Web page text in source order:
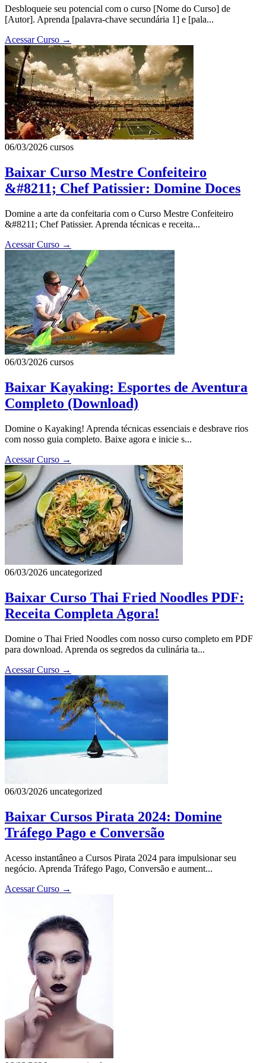
Desbloqueie seu potencial com o curso [Nome do Curso] de
[Autor]. Aprenda [palavra-chave secundária 1] e [pala...
Acessar Curso →
06/03/2026 cursos
Baixar Curso Mestre Confeiteiro
&#8211; Chef Patissier: Domine Doces
Domine a arte da confeitaria com o Curso Mestre Confeiteiro
&#8211; Chef Patissier. Aprenda técnicas e receita...
Acessar Curso →
06/03/2026 cursos
Baixar Kayaking: Esportes de Aventura
Completo (Download)
Domine o Kayaking! Aprenda técnicas essenciais e desbrave rios
com nosso guia completo. Baixe agora e inicie s...
Acessar Curso →
06/03/2026 uncategorized
Baixar Curso Thai Fried Noodles PDF:
Receita Completa Agora!
Domine o Thai Fried Noodles com nosso curso completo em PDF
para download. Aprenda os segredos da culinária ta...
Acessar Curso →
06/03/2026 uncategorized
Baixar Cursos Pirata 2024: Domine
Tráfego Pago e Conversão
Acesso instantâneo a Cursos Pirata 2024 para impulsionar seu
negócio. Aprenda Tráfego Pago, Conversão e aument...
Acessar Curso →